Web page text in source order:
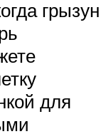
грызун
для